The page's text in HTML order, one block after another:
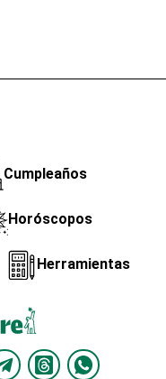
Cumpleaños
Horóscopos
Herramientas